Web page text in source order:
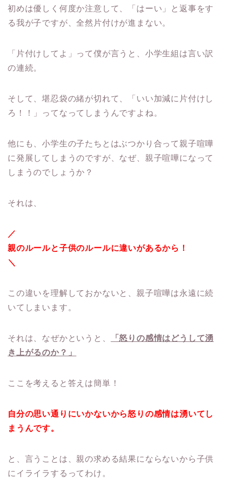
初めは優しく何度か注意して、「はーい」と返事をす
る我が子ですが、全然片付けが進まない。
「片付けしてよ」って僕が言うと、小学生組は言い訳
の連続。
そして、堪忍袋の緒が切れて、「いい加減に片付けし
ろ！！」ってなってしまうんですよね。
他にも、小学生の子たちとはぶつかり合って親子喧嘩
に発展してしまうのですが、なぜ、親子喧嘩になって
しまうのでしょうか？
それは、
／
親のルールと子供のルールに違いがあるから！
＼
この違いを理解しておかないと、親子喧嘩は永遠に続
いてしまいます。
それは、なぜかというと、
「怒りの感情はどうして湧
き上がるのか？」
ここを考えると答えは簡単！
自分の思い通りにいかないから怒りの感情は湧いてし
まうんです。
と、言うことは、親の求める結果にならないから子供
にイライラするってわけ。